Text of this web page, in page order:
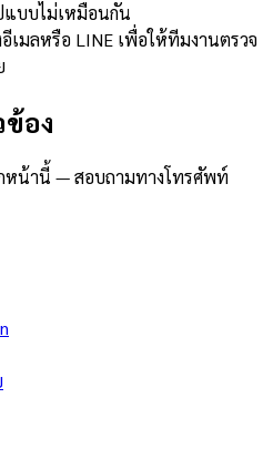
บบไม่เหมือนกัน
เมลหรือ LINE เพื่อให้ทีมงานตรวจ
อง
หน้านี้ — สอบถามทางโทรศัพท์